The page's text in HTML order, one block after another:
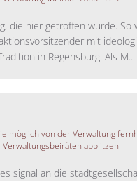
die hier getroffen wurde. So
mit
in Regensburg. Als M...
möglich von der Verwaltung
Verwaltungsbeiräten abblitzen
signal an die